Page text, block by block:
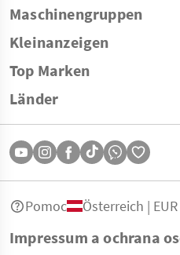
Maschinengruppen
Kleinanzeigen
Top Marken
Länder
Impressum a ochrana
Pomoc Österreich | EUR